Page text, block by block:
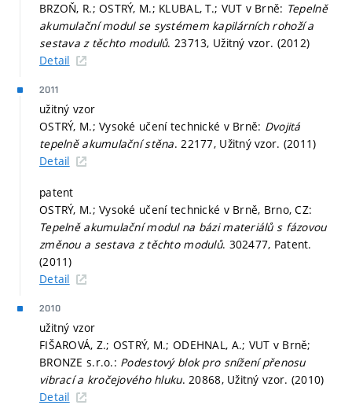
BRZOŇ, R.; OSTRÝ, M.; KLUBAL, T.; VUT v Brně: Tepelně
akumulační modul se systémem kapilárních rohoží a
sestava z těchto modulů. 23713, Užitný vzor. (2012)
Detail
2011
užitný vzor
OSTRÝ, M.; Vysoké učení technické v Brně: Dvojitá
tepelně akumulační stěna. 22177, Užitný vzor. (2011)
Detail
patent
OSTRÝ, M.; Vysoké učení technické v Brně, Brno, CZ:
Tepelně akumulační modul na bázi materiálů s fázovou
změnou a sestava z těchto modulů. 302477, Patent.
(2011)
Detail
2010
užitný vzor
FIŠAROVÁ, Z.; OSTRÝ, M.; ODEHNAL, A.; VUT v Brně;
BRONZE s.r.o.: Podestový blok pro snížení přenosu
vibrací a kročejového hluku. 20868, Užitný vzor. (2010)
Detail